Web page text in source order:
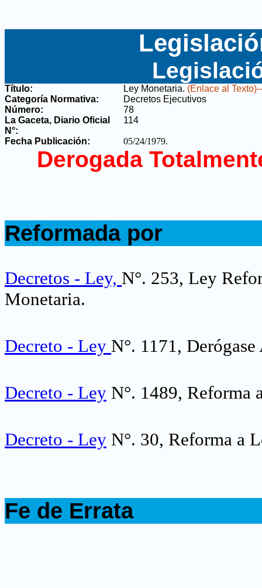
Título: Ley Monetaria. (Enlace al
Categoría Normativa:
Decretos Ejecutivos
Número:
78
La Gaceta, Diario Oficial
N°:
114
Fecha Publicación: 05/24/1979.
Derogada
Reformada por
Decretos - Ley, N°. 253, Ley
Monetaria.
Decreto - Ley N°. 1171,
Decreto - Ley N°. 1489, Reforma
Decreto - Ley N°. 30, Reforma a
Fe de Errata